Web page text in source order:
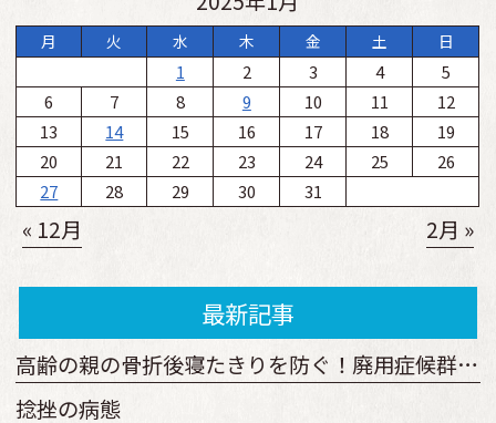
月 火 水 木 金 土 日
1 2 3 4
5
6
7 8 9 10 11
12
13
14 15 16 17 18
19
20
21 22 23 24 25
26
27
28 29 30 31
« 12月 2月 »
最新記事
高齢の親の骨折後寝たきりを防ぐ！廃用症候群予防の運動と見守り方
捻挫の病態